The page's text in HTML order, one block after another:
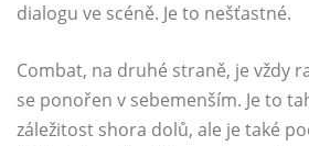
dialogu ve scéně. Je to nešťastné.
Combat, na druhé straně, je vždy
se ponořen v sebemenším. Je to
záležitost shora dolů, ale je také